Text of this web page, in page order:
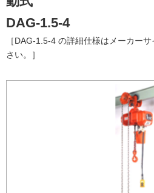
DAG-1.5-4
［DAG-1.5-4 の詳細仕様はメーカー
さい。］